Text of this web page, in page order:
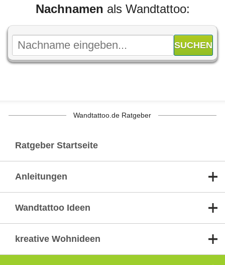
Nachnamen als Wandtattoo:
Wandtattoo.de Ratgeber
Ratgeber Startseite
Anleitungen
Wandtattoo Ideen
kreative Wohnideen